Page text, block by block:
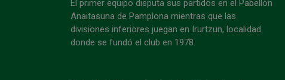
El primer equipo disputa sus partidos en el Pabellón
Anaitasuna de Pamplona mientras que las
divisiones inferiores juegan en Irurtzun, localidad
donde se fundó el club en 1978.